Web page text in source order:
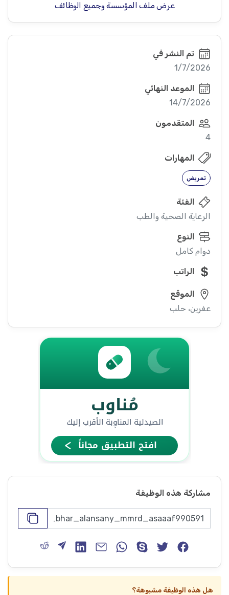
عرض ملف المؤسسة وجميع الوظائف
تم النشر في
1/7/2026
الموعد النهائي
14/7/2026
المتقدمون
4
المهارات
تمريض
الفئة
الرعاية الصحية والطب
النوع
دوام كامل
الراتب
الموقع
عفرين، حلب
مشاركة هذه الوظيفة
هل هذه الوظيفة مشبوهة؟